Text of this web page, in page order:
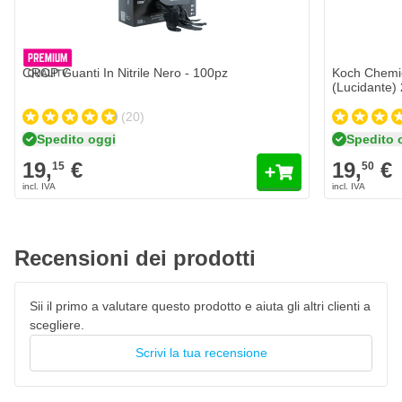
Grado di brillantezza 7.0Aggiungi al Carrello
CROP Guanti In Nitrile Nero - 100pz
(20)
Spedito oggi
19,15 €
Koch
(Lucidante)
Spedito
19,50 €
Recensioni dei prodotti
Sii il primo a valutare questo prodotto e aiuta gli altri clienti a
scegliere.
Scrivi la tua recensione